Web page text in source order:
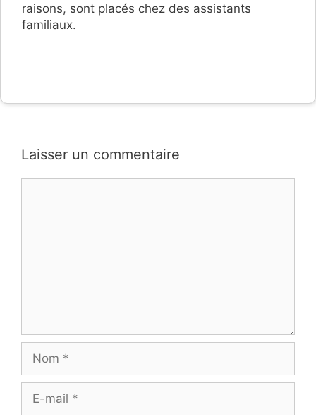
raisons, sont placés chez des assistants
familiaux.
Laisser un commentaire
mail